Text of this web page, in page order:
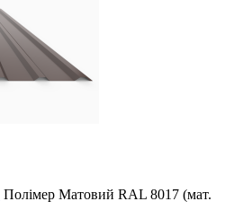
Полімер Матовий RAL 8017 (мат.